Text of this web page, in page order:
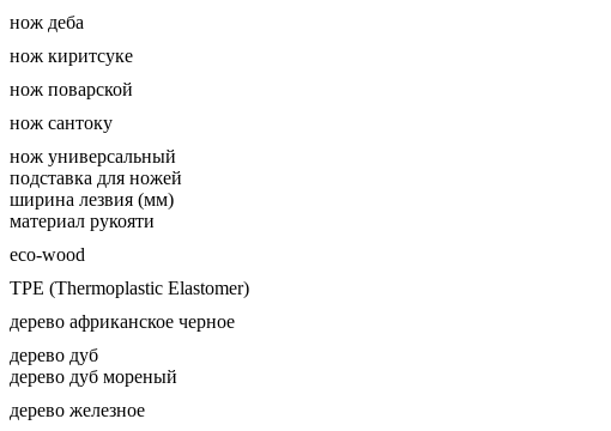
нож деба
нож киритсуке
нож поварской
нож сантоку
нож универсальный
подставка для ножей
ширина лезвия (мм)
материал рукояти
eco-wood
TPE (Thermoplastic Elastomer)
дерево африканское черное
дерево дуб
дерево дуб мореный
дерево железное